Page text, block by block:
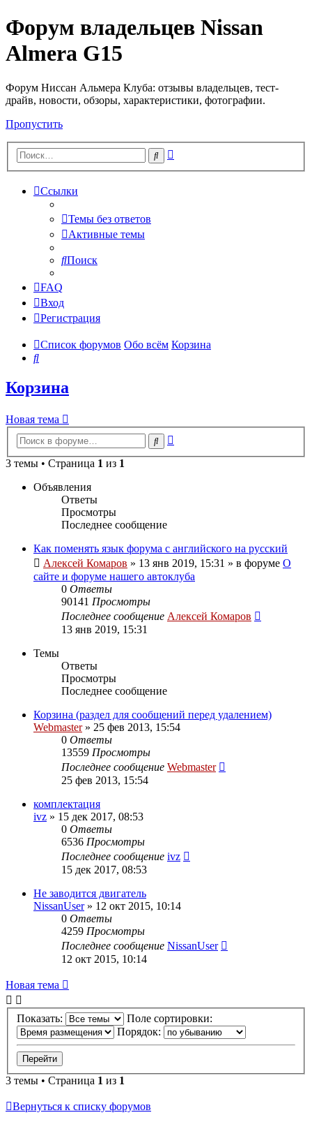
Форум владельцев Nissan
Almera G15
Форум Ниссан Альмера Клуба: отзывы владельцев, тест-
драйв, новости, обзоры, характеристики, фотографии.
Пропустить
Поиск
Ссылки
Темы без ответов
Активные темы
Поиск
FAQ
Вход
Регистрация
Список форумов Обо всём Корзина
Поиск
Корзина
Новая тема
Поиск
3 темы • Страница 1 из 1
Объявления
Ответы
Просмотры
Последнее сообщение
Как поменять язык форума с английского на русский
Алексей Комаров » 13 янв 2019, 15:31 » в форуме О
сайте и форуме нашего автоклуба
0 Ответы
90141 Просмотры
Последнее сообщение Алексей Комаров
13 янв 2019, 15:31
Темы
Ответы
Просмотры
Последнее сообщение
Корзина (раздел для сообщений перед удалением)
Webmaster» 25 фев 2013, 15:54
0 Ответы
13559 Просмотры
Последнее сообщение Webmaster
25 фев 2013, 15:54
комплектация
ivz » 15 дек 2017, 08:53
0 Ответы
6536 Просмотры
Последнее сообщение ivz
15 дек 2017, 08:53
Не заводится двигатель
NissanUser» 12 окт 2015, 10:14
0 Ответы
4259 Просмотры
Последнее сообщение NissanUser
12 окт 2015, 10:14
Новая тема
Показать:
Поле сортировки:
Порядок:
3 темы • Страница 1 из 1
Вернуться к списку форумов